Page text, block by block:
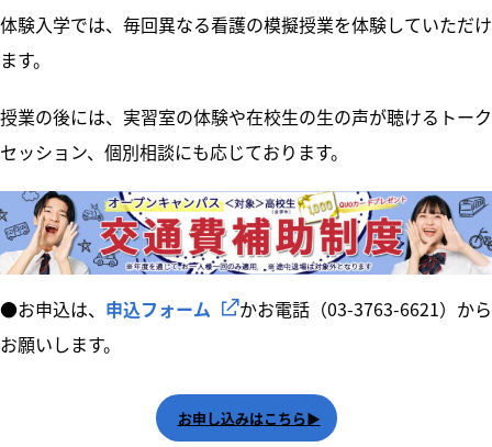
体験入学では、毎回異なる看護の模擬授業を体験していただけ
ます。
授業の後には、実習室の体験や在校生の生の声が聴けるトーク
セッション、個別相談にも応じております。
●お申込は、 申込フォーム
かお電話（03-3763-6621）から
お願いします。
お申し込みはこちら